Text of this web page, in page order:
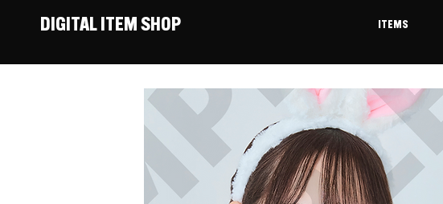
DIGITAL ITEM SHOP ITEMS